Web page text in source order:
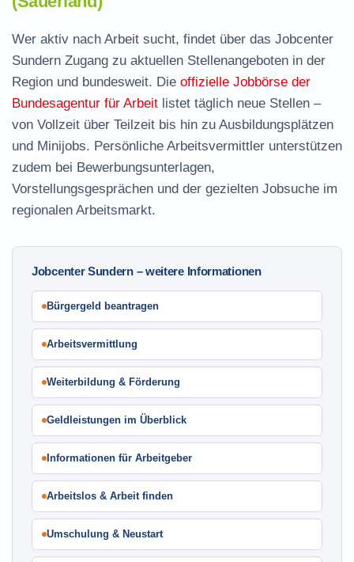
Wer aktiv nach Arbeit sucht, findet über das Jobcenter
Sundern Zugang zu aktuellen Stellenangeboten in der
Region und bundesweit. Die offizielle Jobbörse der
Bundesagentur für Arbeit listet täglich neue Stellen –
von Vollzeit über Teilzeit bis hin zu Ausbildungsplätzen
und Minijobs. Persönliche Arbeitsvermittler unterstützen
zudem bei Bewerbungsunterlagen,
Vorstellungsgesprächen und der gezielten Jobsuche im
regionalen Arbeitsmarkt.
Jobcenter Sundern – weitere Informationen
Bürgergeld beantragen
Arbeitsvermittlung
Weiterbildung & Förderung
Geldleistungen im Überblick
Informationen für Arbeitgeber
Arbeitslos & Arbeit finden
Umschulung & Neustart